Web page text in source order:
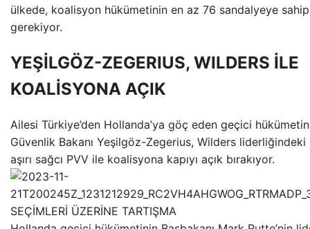
ülkede, koalisyon hükümetinin en az 76 sandalyeye sahip
gerekiyor.
YEŞİLGÖZ-ZEGERIUS, WILDERS İLE
KOALİSYONA AÇIK
Ailesi Türkiye’den Hollanda’ya göç eden geçici
Güvenlik Bakanı Yeşilgöz-Zegerius, Wilders liderliğindeki
aşırı sağcı PVV ile koalisyona kapıyı açık bırakıyor.